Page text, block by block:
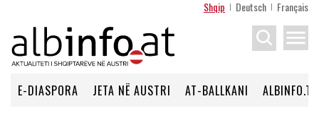
Shqip Deutsch Français
menu
E-DIASPORA JETA NË AUSTRI AT-BALLKANI ALBINFO.TV